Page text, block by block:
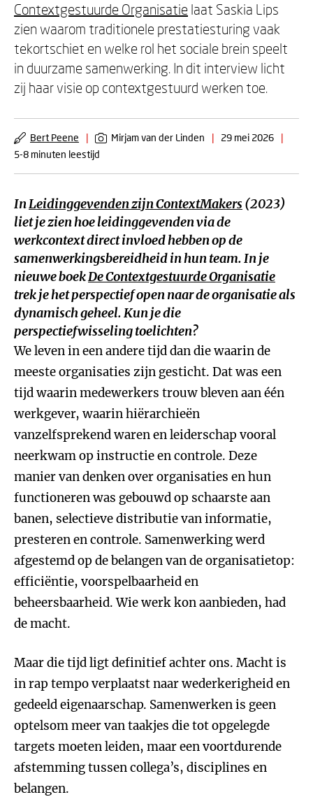
Contextgestuurde Organisatie laat Saskia Lips
zien waarom traditionele prestatiesturing vaak
tekortschiet en welke rol het sociale brein speelt
in duurzame samenwerking. In dit interview licht
zij haar visie op contextgestuurd werken toe.
Bert Peene | Mirjam van der Linden | 29 mei 2026
|
5-8 minuten leestijd
InLeidinggevenden zijn ContextMakers (2023)
liet je zien hoe leidinggevenden via de
werkcontext direct invloed hebben op de
samenwerkingsbereidheid in hun team. In je
nieuwe boekDe Contextgestuurde Organisatie
trek je het perspectief open naar de organisatie als
dynamisch geheel. Kun je die
perspectiefwisseling toelichten?
We leven in een andere tijd dan die waarin de
meeste organisaties zijn gesticht. Dat was een
tijd waarin medewerkers trouw bleven aan één
werkgever, waarin hiërarchieën
vanzelfsprekend waren en leiderschap vooral
neerkwam op instructie en controle. Deze
manier van denken over organisaties en hun
functioneren was gebouwd op schaarste aan
banen, selectieve distributie van informatie,
presteren en controle. Samenwerking werd
afgestemd op de belangen van de organisatietop:
efficiëntie, voorspelbaarheid en
beheersbaarheid. Wie werk kon aanbieden, had
de macht.
Maar die tijd ligt definitief achter ons. Macht is
in rap tempo verplaatst naar wederkerigheid en
gedeeld eigenaarschap. Samenwerken is geen
optelsom meer van taakjes die tot opgelegde
targets moeten leiden, maar een voortdurende
afstemming tussen collega’s, disciplines en
belangen.